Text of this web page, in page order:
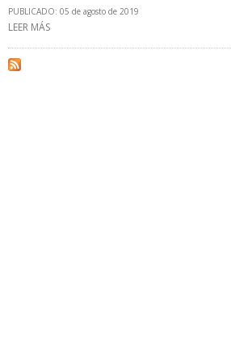
PUBLICADO: 05 de agosto de 2019
LEER MÁS